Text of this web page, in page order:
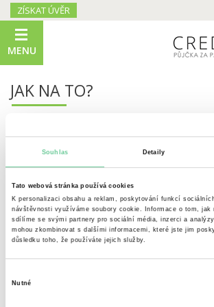
Souhlas Detaily
Tato webová stránka používá cookies
K personalizaci obsahu a reklam, poskytování funkcí
návštěvnosti využíváme soubory cookie. Informace o tom, jak
sdílíme se svými partnery pro sociální média, inzerci a
mohou zkombinovat s dalšími informacemi, které jste jim
důsledku toho, že používáte jejich služby.
Nutné
ZÍSKAT ÚVĚR
MENU
JAK NA TO?
úvodní straně
si zvolíte výši půjčky a
přejete půjčku poskytnout, poté potvrdíte
Vyplníte veškeré potřebné údaje
Důkladně si přečtete smlouvu
Přiložíte kopii 2 dokladů totožnosti
průkaz/rodný list/pas)